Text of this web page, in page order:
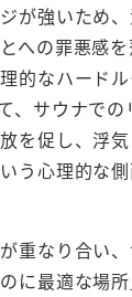
が強いため
への罪悪感
的なハード
、サウナで
を促し、浮
う心理的な
重なり合い
のに最適な場